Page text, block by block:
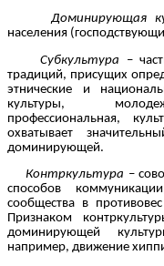
Доминирующая
населения
Субкультура –
традиций, присущих
этнические и
культуры,
профессиональная,
охватывает
доминирующей.
Контркультура –
способов
сообщества в
Признаком
доминирующей
например, движение